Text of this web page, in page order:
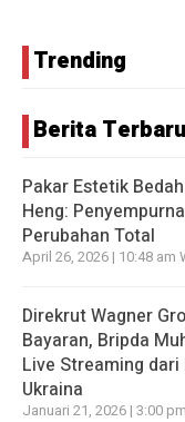
Trending
Berita Terbaru
Pakar Estetik
Heng:
Perubahan Total
April 26, 2026 | 10:48 am
Direkrut Wagner
Bayaran, Bripda
Live Streaming dari
Ukraina
Januari 21, 2026 | 3:00